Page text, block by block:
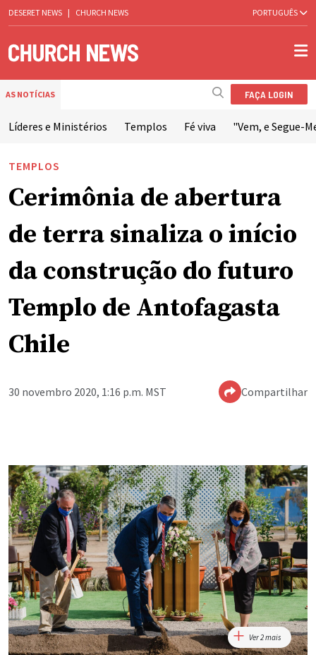
DESERET NEWS | CHURCH NEWS PORTUGUÊS
AS NOTÍCIAS FAÇA LOGIN
Líderes e Ministérios Templos Fé viva "Vem, e Segue-
TEMPLOS
Cerimônia de abertura
de terra sinaliza o início
da construção do futuro
Templo de Antofagasta
Chile
30 novembro 2020, 1:16 p.m. MST Compartilhar
Ver 2 mais